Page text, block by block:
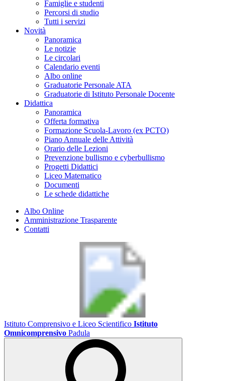
Famiglie e studenti
Percorsi di studio
Tutti i servizi
Novità
Panoramica
Le notizie
Le circolari
Calendario eventi
Albo online
Graduatorie Personale ATA
Graduatorie di Istituto Personale Docente
Didattica
Panoramica
Offerta formativa
Formazione Scuola-Lavoro (ex PCTO)
Piano Annuale delle Attività
Orario delle Lezioni
Prevenzione bullismo e cyberbullismo
Progetti Didattici
Liceo Matematico
Documenti
Le schede didattiche
Albo Online
Amministrazione Trasparente
Contatti
Istituto Comprensivo e Liceo Scientifico Istituto
Omnicomprensivo Padula